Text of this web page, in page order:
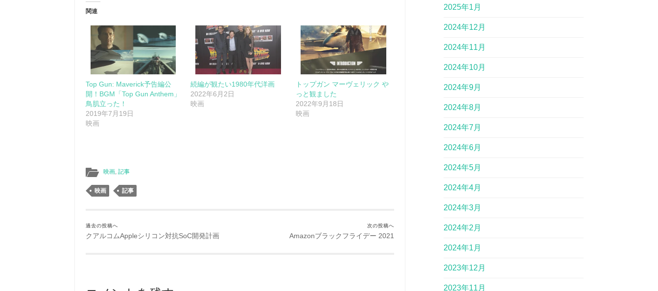
関連
Top Gun: Maverick予告編公
開！BGM「Top Gun Anthem」
鳥肌立った！
2019年7月19日
映画
続編が観たい1980年代洋画
2022年6月2日
映画
トップガン マーヴェリック や
っと観ました
2022年9月18日
映画
映画, 記事
映画 記事
過去の投稿へ
クアルコムAppleシリコン対抗SoC開発計画
次の投稿へ
Amazonブラックフライデー 2021
2025年1月
2024年12月
2024年11月
2024年10月
2024年9月
2024年8月
2024年7月
2024年6月
2024年5月
2024年4月
2024年3月
2024年2月
2024年1月
2023年12月
2023年11月